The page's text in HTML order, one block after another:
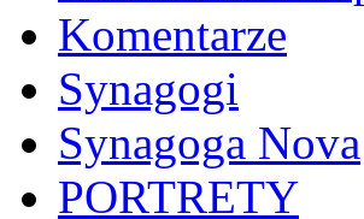
Komentarze
Synagogi
Synagoga Nova
PORTRETY